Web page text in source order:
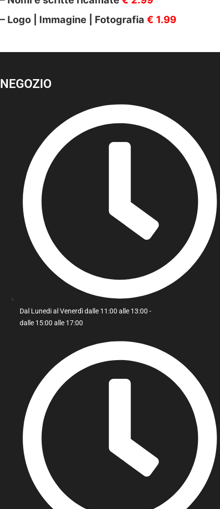
– Logo | Immagine | Fotografia € 1.99
NEGOZIO
Dal Lunedi al Venerdì dalle 11:00 alle 13:00 -
dalle 15:00 alle 17:00